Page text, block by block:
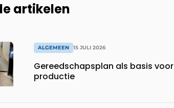
artikelen
ALGEMEEN 15 JULI 2026
Gereedschapsplan als basis voor
productie